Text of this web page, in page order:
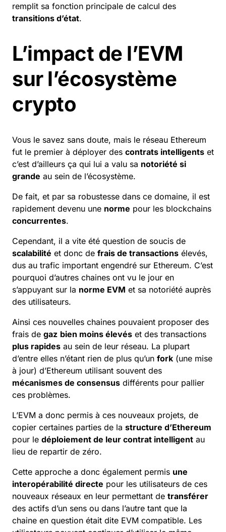
remplit sa fonction principale de calcul des
transitions d’état.
L’impact de l’EVM
sur l’écosystème
crypto
Vous le savez sans doute, mais le réseau Ethereum
fut le premier à déployer des contrats intelligents et
c’est d’ailleurs ça qui lui a valu sa notoriété si
grande au sein de l’écosystème.
De fait, et par sa robustesse dans ce domaine, il est
rapidement devenu une norme pour les blockchains
concurrentes.
Cependant, il a vite été question de soucis de
scalabilité et donc de frais de transactions élevés,
dus au trafic important engendré sur Ethereum. C’est
pourquoi d’autres chaines ont vu le jour en
s’appuyant sur la norme EVM et sa notoriété auprès
des utilisateurs.
Ainsi ces nouvelles chaines pouvaient proposer des
frais de gaz bien moins élevés et des transactions
plus rapides au sein de leur réseau. La plupart
d’entre elles n’étant rien de plus qu’un fork (une mise
à jour) d’Ethereum utilisant souvent des
mécanismes de consensus différents pour pallier
ces problèmes.
L’EVM a donc permis à ces nouveaux projets, de
copier certaines parties de la structure d’Ethereum
pour le déploiement de leur contrat intelligent au
lieu de repartir de zéro.
Cette approche a donc également permis une
interopérabilité directe pour les utilisateurs de ces
nouveaux réseaux en leur permettant de transférer
des actifs d’un sens ou dans l’autre tant que la
chaine en question était dite EVM compatible. Les